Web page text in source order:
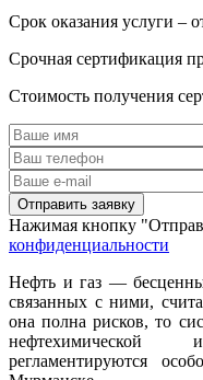
Срок оказания услуги –
Срочная сертификация
Стоимость получения
Нажимая кнопку
конфиденциальности
Нефть и газ —
связанных с ними,
она полна рисков, то
регламентируются